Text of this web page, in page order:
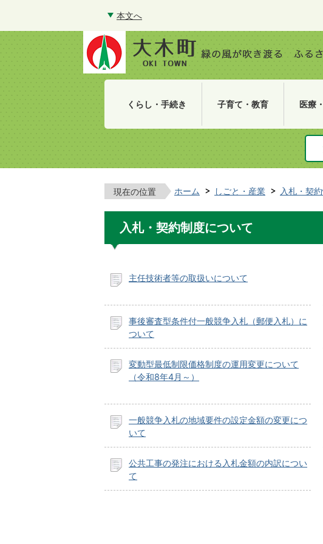
本文へ
くらし・手続き 子育て・教育 医療
現在の位置 ホーム しごと・産業 入札・契
入札・契約制度について
主任技術者等の取扱いについて
事後審査型条件付一般競争入札（郵便入札）に
ついて
変動型最低制限価格制度の運用変更について
（令和8年4月～）
一般競争入札の地域要件の設定金額の変更につ
いて
公共工事の発注における入札金額の内訳につい
て